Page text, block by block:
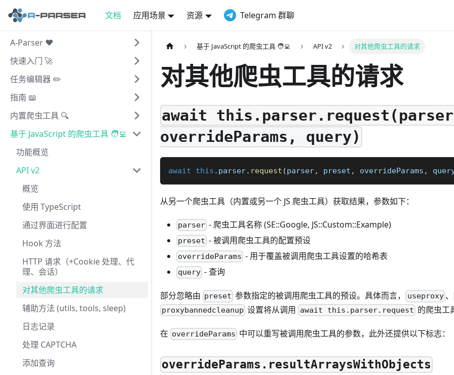
文档 应用场景 资源 Telegram 群聊
A-Parser ❤️
快速入门 🚀
任务编辑器 ✏️
指南 📖
内置爬虫工具 🔍
基于 JavaScript 的爬虫工具 🧑‍💻
功能概览
API v2
概览
使用 TypeScript
通过界面进行配置
Hook 方法
HTTP 请求（+Cookie 处理、代
理、会话）
对其他爬虫工具的请求
辅助方法 (utils, tools, sleep)
日志记录
处理 CAPTCHA
添加查询
基于 JavaScript 的爬虫工具 🧑‍💻 API v2 对其他爬虫工具的请求
对其他爬虫工具的请求
await
overrideParams, query)
await this . parser. request (parser, preset , overrideParams ,
从另一个爬虫工具（内置或另一个 JS 爬虫工具）获取结果，参数如下：
parser - 爬虫工具名称 (SE::Google, JS::Custom::Example)
preset - 被调用爬虫工具的配置预设
overrideParams - 用于覆盖被调用爬虫工具设置的哈希表
query - 查询
部分忽略由 preset 参数指定的被调用爬虫工具的预设。具体而言， useproxy、
proxybannedcleanup 设置将从调用 await this.parser.request 的爬虫工
在 overrideParams 中可以重写被调用爬虫工具的参数，此外还提供以下标志：
overrideParams.resultArraysWithObjects